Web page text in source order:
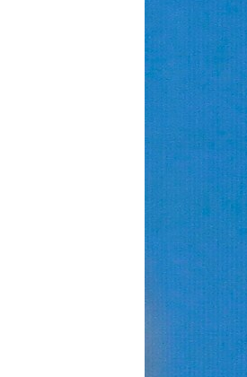
КРЫМ.НЕПОКОРЕННЫЙ